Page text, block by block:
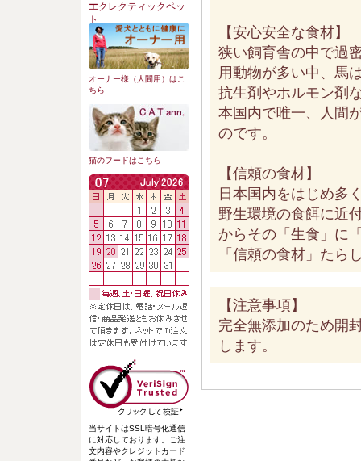
【安心安全な食材】
狭い飼育舎の中で過
用動物が多い中、馬
抗生剤やホルモン剤
本国内で唯一、人間
のです。
【信頼の食材】
日本国内をはじめ多
野生環境の食餌に近
からその「生食」に
「信頼の食材」たら
【注意事項】
完全無添加のため開
します。
ー
エクレクティックペッ
ト
オーナー様（人間用）はこ
ちら
猫のフードはこちら
当サイトはSSL暗号化通信
に対応しております。ご注
文内容やクレジットカード